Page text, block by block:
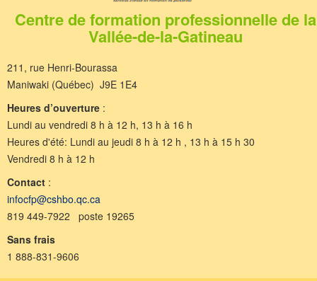
Centre de formation professionnelle de la
Vallée-de-la-Gatineau
211, rue Henri-Bourassa
Maniwaki (Québec) J9E 1E4
Heures d’ouverture :
Lundi au vendredi 8 h à 12 h, 13 h à 16 h
Heures d'été: Lundi au jeudi 8 h à 12 h , 13 h à 15 h 30
Vendredi 8 h à 12 h
Contact :
infocfp@cshbo.qc.ca
819 449-7922 poste 19265
Sans frais
1 888-831-9606